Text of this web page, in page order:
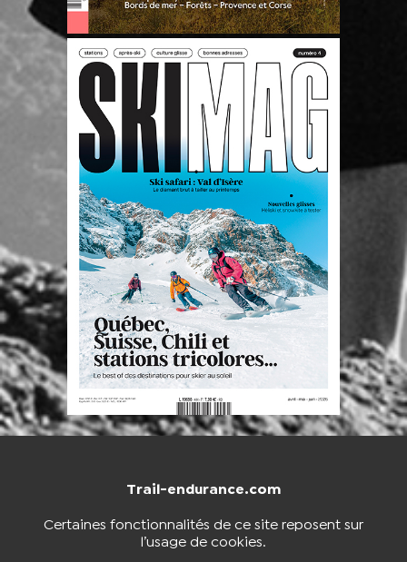
Trail-endurance.com
Certaines fonctionnalités de ce site reposent sur
l’usage de cookies.
NOUS CONTACTER BOUTIQUE